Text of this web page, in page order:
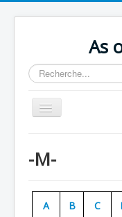
As
Rechercher
Basculer
la
Chronologie
Escadrilles
Organisation
-M-
A B C